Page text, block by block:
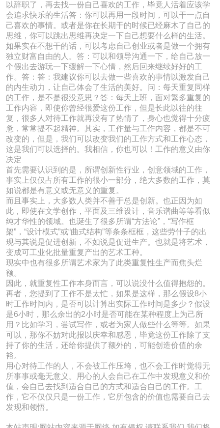
以辞职了，再去找一份自己喜欢的工作，毕竟人活着应该学
会追求快乐的生活答：你可以再用一段时间，可以干一点自
己喜欢的事情。或者是你在长期干的时候已经麻木了自己的
思维，你可以跳出思维再决定一下自己想要什么样的生活。
如果实在不想干的话，可以考虑自己创业或者是做一个拥有
独立财富自由的人。答：可以和领导沟通一下，给自己放一
个假出去游玩一下缓解一下心情，然后回来继续好好的工
作。答：答：我建议你可以去做一些喜欢的事情以激发自己
的内生动力，让自己体会了生活的美好。问：每天重复同样
的工作，是不是很没意思？答：每天上班，面对繁多重复的
工作内容，即使你曾经很爱这份工作，但是长此以往的往
复，很多人对待工作就再没有了热情了，身心也觉得十分疲
惫，常常提不起精神。其实，工作量与工作内容，都是不可
改变的，但是，我们可以改变我们的工作方式和工作心态，
这是我们可以选择的。我相信，你也可以！工作的意义由你
决定
首先需要认识到的是，所谓创新性行业，创意领域的工作，
事实上仅仅占所有工作的很小一部分，绝大多数的工作，莫
如说都是有意义或无意义的重复。
而且事实上，大多数人类并不善于总是创新。也正因为如
此，即使在文学创作，平面及三维设计，音乐谱曲等等看似
纯才华性的领域。也诞生了很多所谓“方法论”，“写作框
架”，“设计模式”或“曲式结构”等条条框框，这些劳什子的出
现与其说是促进创新，不如说是促进生产。也就是将艺术，
变成可工业化批量重复产出的艺术工种。
现实中也有很多所谓艺术家为了此类重复性生产而焦头烂
额。
因此，就重复性工作本身而言，可以说没什么值得抱怨的。
再者，您提到了工作不是太忙，如果是这样，那么假设8小
时工作时间内，是否可以计算出实际工作时间是多少？假设
是6小时，那么余出的2小时是否可能在某种程度上为己所
用？比如学习，尝试写作，或者为家人做些什么等等。如果
可以，那你不妨对此报以庆幸和感恩，毕竟这份工作除了支
持了你的生活，还给你提供了额外的，可能创造价值的余
裕。
用心对待工作的人，不会被工作压垮，也不会工作时觉得无
所事事或毫无意义。用心的人会自己在工作中发现意义和价
值，会自己去找到适合自己的方式和适合自己的工作。工
作，它不仅仅只是一份工作，它所包含的价值也需要自己去
发现和领悟。